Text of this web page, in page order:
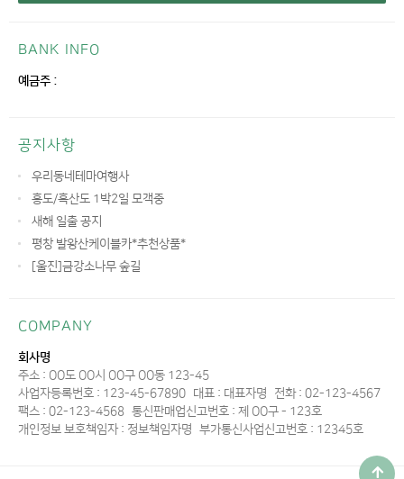
BANK INFO
예금주 :
공지사항
우리동네테마여행사
홍도/흑산도 1박2일 모객중
새해 일출 공지
평창 발왕산케이블카*추천상품*
[울진]금강소나무 숲길
COMPANY
회사명
주소 : OO도 OO시 OO구 OO동 123-45
사업자등록번호 : 123-45-67890 대표 : 대표자명
전화 : 02-123-4567
팩스 : 02-123-4568 통신판매업신고번호 : 제 OO구 - 123호
개인정보 보호책임자 : 정보책임자명 부가통신사업신고번호 : 12345호